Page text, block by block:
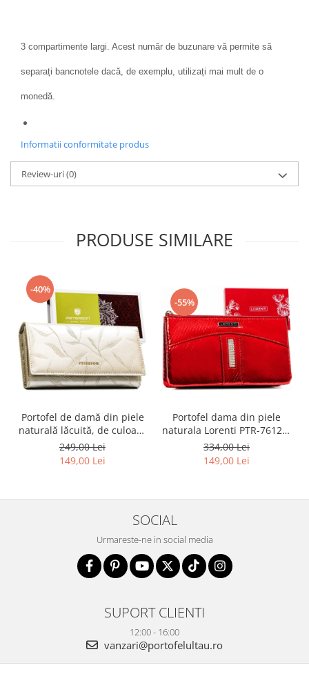
3 compartimente largi. Acest număr de buzunare vă permite să
separați bancnotele dacă, de exemplu, utilizați mai mult de o
monedă.
Informatii conformitate produs
Review-uri(0)
PRODUSE SIMILARE
-40%
Portofel de damă din piele
naturală lăcuită, de culoare
bej, cu închidere cu capsă -
Peterson
249,00 Lei
149,00 Lei
-55%
Portofel dama din piele
naturala Lorenti PTR-76121-
MSD-9306 RE
334,00 Lei
149,00 Lei
SOCIAL
Urmareste-ne in social media
SUPORT CLIENTI
12:00 - 16:00
vanzari@portofelultau.ro